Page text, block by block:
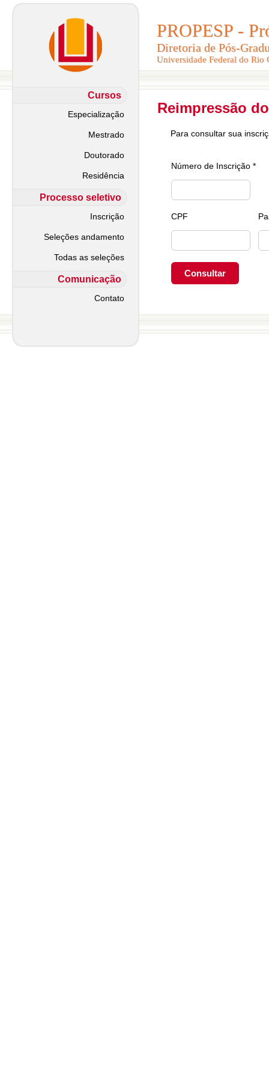
PROPESP -
Diretoria de Pós-
Universidade Federal do Rio
PROPESP -
Diretoria de Pós-
Universidade Federal do Rio
Cursos
Especialização
Mestrado
Doutorado
Residência
Processo seletivo
Inscrição
Seleções andamento
Todas as seleções
Comunicação
Contato
Reimpressão
Para consultar sua
Número de Inscrição *
CPF